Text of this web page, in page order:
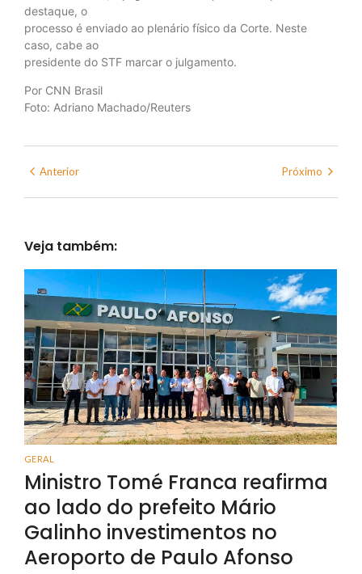
destaque, o
processo é enviado ao plenário físico da Corte. Neste
caso, cabe ao
presidente do STF marcar o julgamento.
Por CNN Brasil
Foto: Adriano Machado/Reuters
Anterior Próximo
Veja também:
GERAL
Ministro Tomé Franca reafirma
ao lado do prefeito Mário
Galinho investimentos no
Aeroporto de Paulo Afonso